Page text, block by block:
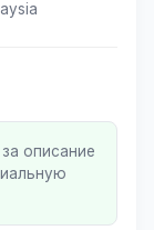
описание